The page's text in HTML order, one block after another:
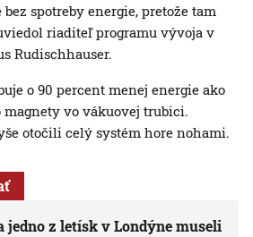
spotreby energie, pretože tam
riaditeľ programu vývoja v
Rudischhauser.
o 90 percent menej energie ako
vo vákuovej trubici.
otočili celý systém hore nohami.
jedno z letísk v Londýne museli